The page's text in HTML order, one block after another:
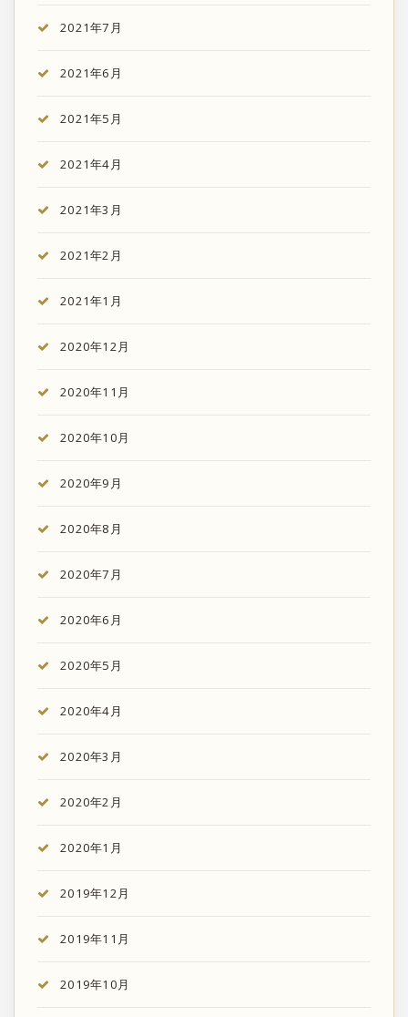
2021年7月
2021年6月
2021年5月
2021年4月
2021年3月
2021年2月
2021年1月
2020年12月
2020年11月
2020年10月
2020年9月
2020年8月
2020年7月
2020年6月
2020年5月
2020年4月
2020年3月
2020年2月
2020年1月
2019年12月
2019年11月
2019年10月